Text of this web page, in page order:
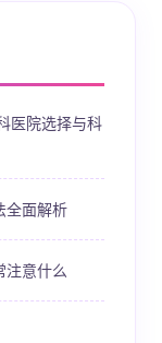
医院选择与科
全面解析
注意什么